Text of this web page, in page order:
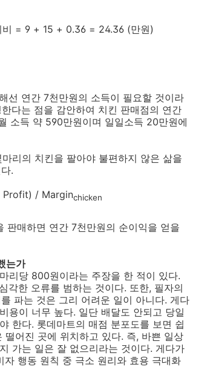
= 9 + 15 + 0.36 = 24.36 (만원)
선 연간 7천만원의 소득이 필요할 것이라
다는 점을 감안하여 치킨 판매점의 연간
소득 약 590만원이며 일일소득 20만원에
리의 치킨을 팔아야 불편하지 않은 삶을
.
/ Marginchicken
판매하면 연간 7천만원의 순이익을 얻을
는가
리당 800원이라는 주장을 한 적이 있다.
각한 오류를 범하는 것이다. 또한, 필자의
파는 것은 그리 어려운 일이 아니다. 게다
용이 너무 높다. 일단 배달도 안되고 당일
한다. 롯데마트의 매점 분포도를 보면 쉽
어진 곳에 위치하고 있다. 즉, 바쁜 일상
가는 일은 잘 없으리라는 것이다. 게다가
행동 원칙 중 극소 원리와 효용 극대화